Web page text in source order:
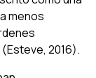
menos
2016).